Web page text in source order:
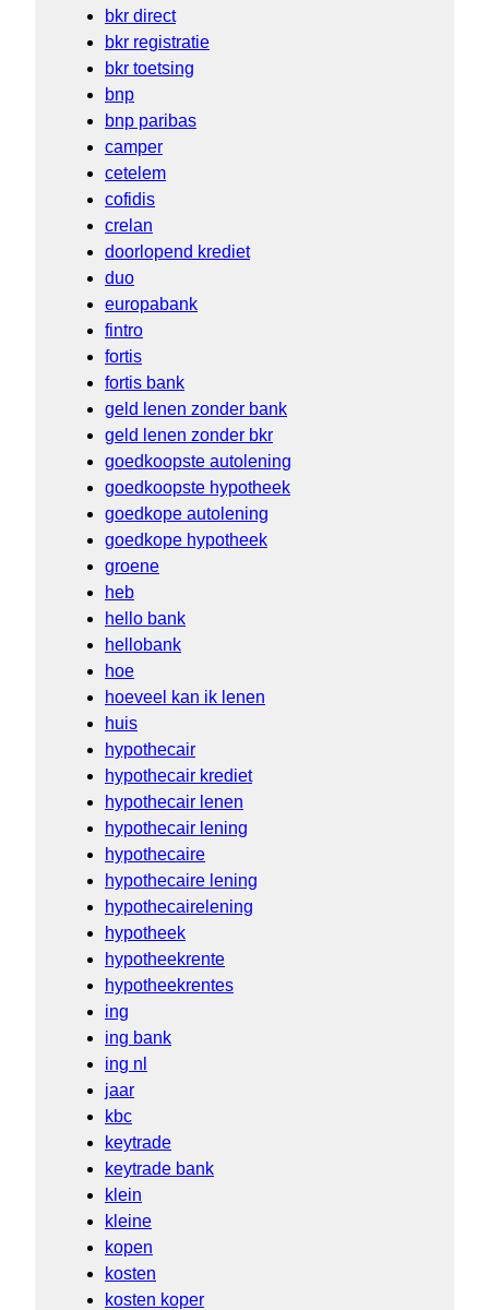
bkr direct
bkr registratie
bkr toetsing
bnp
bnp paribas
camper
cetelem
cofidis
crelan
doorlopend krediet
duo
europabank
fintro
fortis
fortis bank
geld lenen zonder bank
geld lenen zonder bkr
goedkoopste autolening
goedkoopste hypotheek
goedkope autolening
goedkope hypotheek
groene
heb
hello bank
hellobank
hoe
hoeveel kan ik lenen
huis
hypothecair
hypothecair krediet
hypothecair lenen
hypothecair lening
hypothecaire
hypothecaire lening
hypothecairelening
hypotheek
hypotheekrente
hypotheekrentes
ing
ing bank
ing nl
jaar
kbc
keytrade
keytrade bank
klein
kleine
kopen
kosten
kosten koper